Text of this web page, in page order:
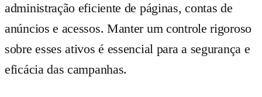
administração eficiente de páginas, contas de
anúncios e acessos. Manter um controle rigoroso
sobre esses ativos é essencial para a segurança e
eficácia das campanhas.